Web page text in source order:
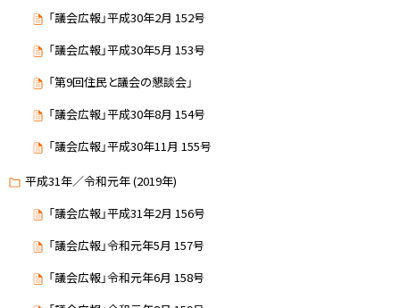
「議会広報」平成30年2月 152号
「議会広報」平成30年5月 153号
「第9回住民と議会の懇談会」
「議会広報」平成30年8月 154号
「議会広報」平成30年11月 155号
平成31年／令和元年 (2019年)
「議会広報」平成31年2月 156号
「議会広報」令和元年5月 157号
「議会広報」令和元年6月 158号